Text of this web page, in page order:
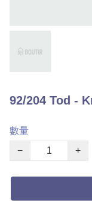
92/204 Tod -
數量
−
+